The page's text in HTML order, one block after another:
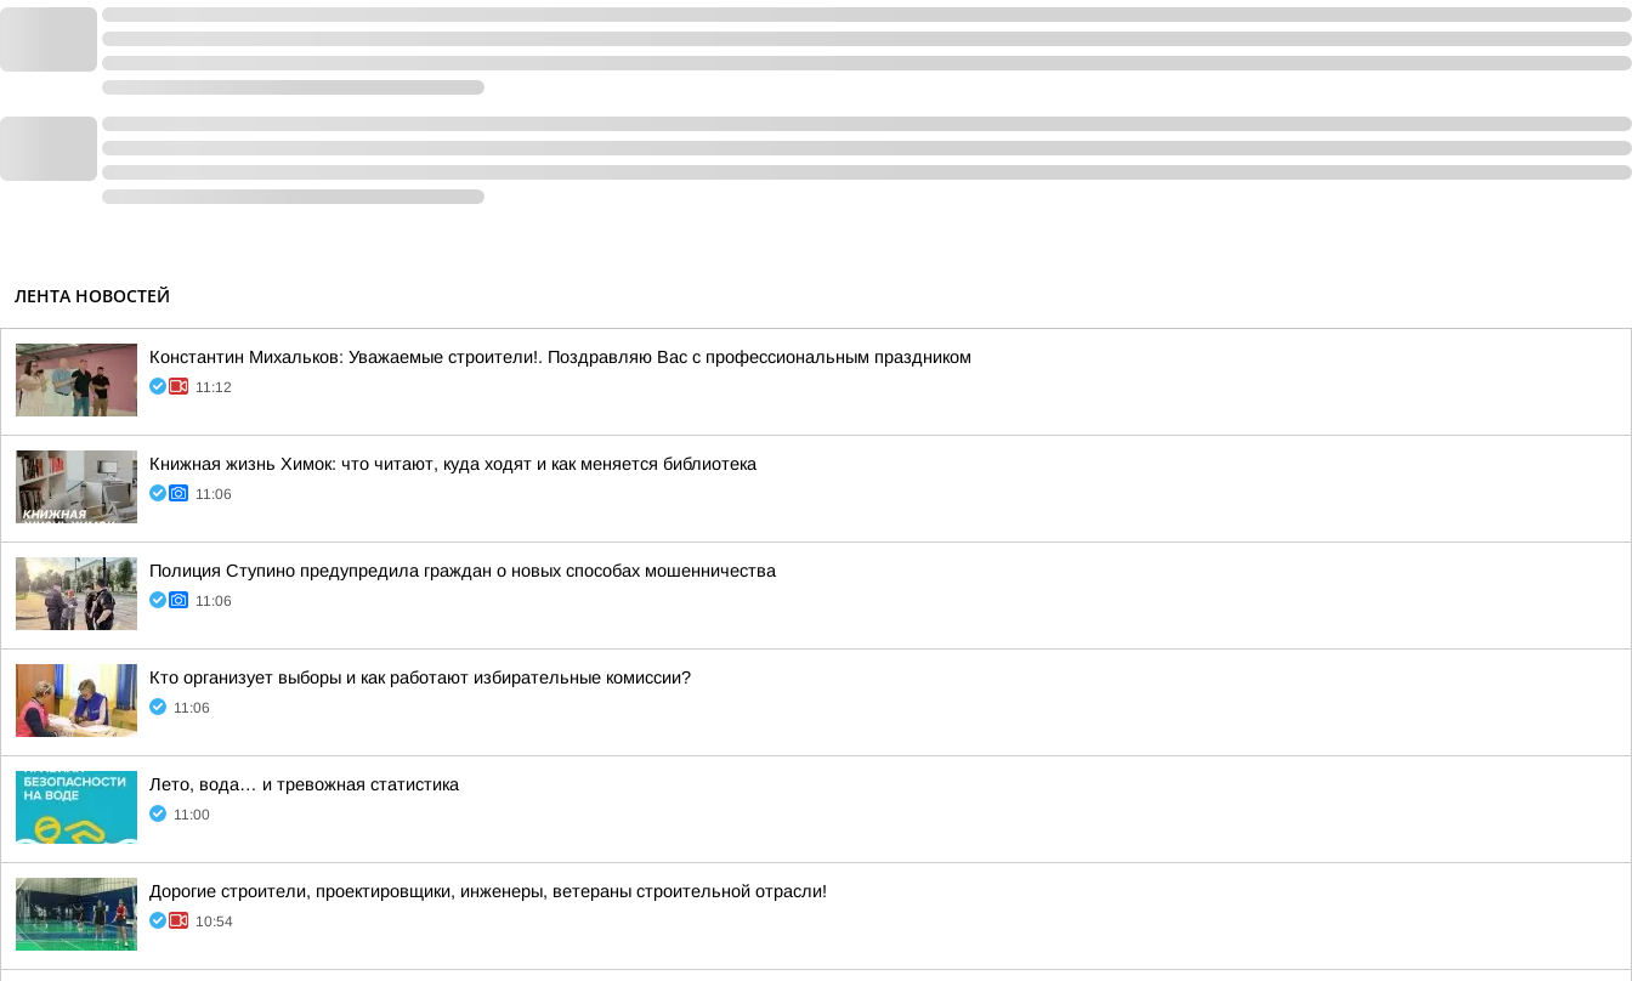
ЛЕНТА НОВОСТЕЙ
Константин Михальков: Уважаемые строители!. Поздравляю Вас с профессиональным праздником
11:12
Книжная жизнь Химок: что читают, куда ходят и как меняется библиотека
11:06
Полиция Ступино предупредила граждан о новых способах мошенничества
11:06
Кто организует выборы и как работают избирательные комиссии?
11:06
Лето, вода… и тревожная статистика
11:00
Дорогие строители, проектировщики, инженеры, ветераны строительной отрасли!
10:54